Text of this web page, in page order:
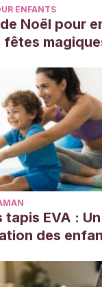
ENFANTS
Noël pour
fêtes
EVA :
des